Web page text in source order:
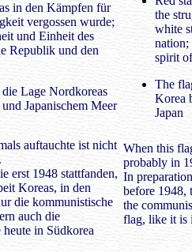
in den Kämpfen für
vergossen wurde;
und Einheit des
Republik und den
Lage Nordkoreas
Japanischem Meer
the
white
nation;
spirit
The
Korea
Japan
auftauchte ist nicht
erst 1948 stattfanden,
Koreas, in den
die kommunistische
auch die
in Südkorea
When this
probably in
In
before 1948,
the
flag, like it is